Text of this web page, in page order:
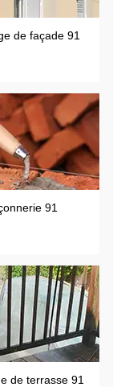
de façade 91
91
de terrasse 91